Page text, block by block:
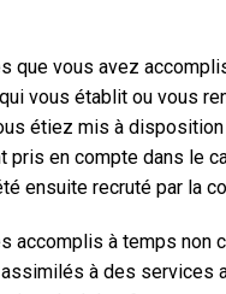
que vous avez
vous établit ou vous
étiez mis à
pris en compte dans le
ensuite recruté par la
accomplis à temps non
à des services